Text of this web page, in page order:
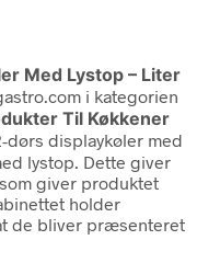
Med Lystop – Liter
i kategorien
Til Køkkener
dørs displaykøler med
lystop. Dette giver
giver produktet
holder
de bliver præsenteret